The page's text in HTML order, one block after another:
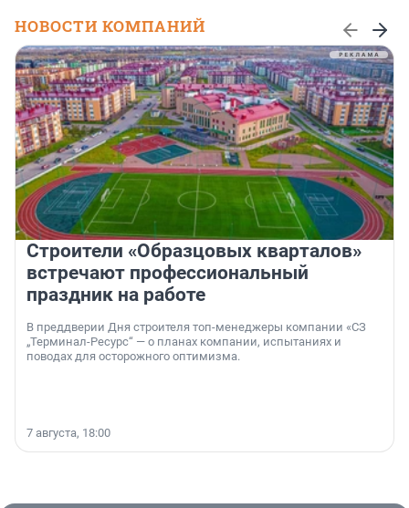
НОВОСТИ КОМПАНИЙ
Строители «Образцовых кварталов»
встречают профессиональный
праздник на работе
В преддверии Дня строителя топ-менеджеры компании «СЗ
„Терминал-Ресурс“ — о планах компании, испытаниях и
поводах для осторожного оптимизма.
7 августа, 18:00